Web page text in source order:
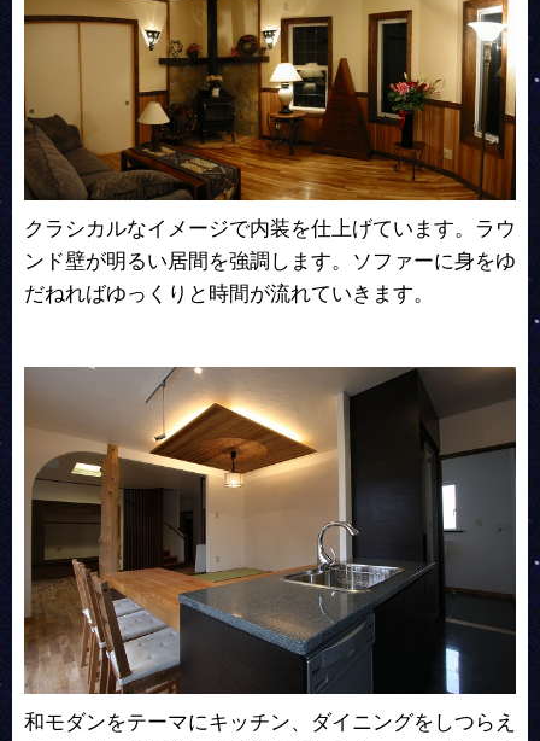
クラシカルなイメージで内装を仕上げています。ラウ
ンド壁が明るい居間を強調します。ソファーに身をゆ
だねればゆっくりと時間が流れていきます。
和モダンをテーマにキッチン、ダイニングをしつらえ